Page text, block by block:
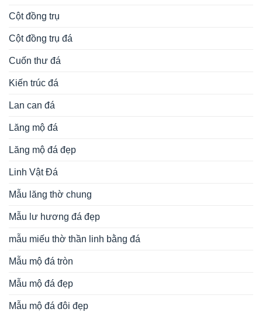
Cột đồng trụ
Cột đồng trụ đá
Cuốn thư đá
Kiến trúc đá
Lan can đá
Lăng mộ đá
Lăng mộ đá đẹp
Linh Vật Đá
Mẫu lăng thờ chung
Mẫu lư hương đá đẹp
mẫu miếu thờ thần linh bằng đá
Mẫu mộ đá tròn
Mẫu mộ đá đẹp
Mẫu mộ đá đôi đẹp